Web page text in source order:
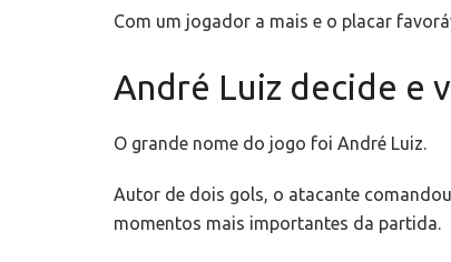
Com um jogador a mais e o placar
André Luiz decide e
O grande nome do jogo foi André Luiz.
Autor de dois gols, o atacante
momentos mais importantes da partida.